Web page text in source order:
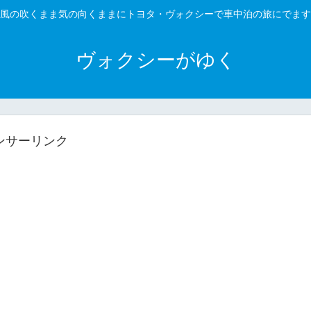
風の吹くまま気の向くままにトヨタ・ヴォクシーで車中泊の旅にでます
ヴォクシーがゆく
サーリンク